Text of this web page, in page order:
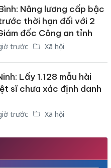
Nâng lương cấp bậc
thời hạn đối với 2
đốc Công an tỉnh
trước Xã hội
Lấy 1.128 mẫu hài
sĩ chưa xác định danh
trước Xã hội